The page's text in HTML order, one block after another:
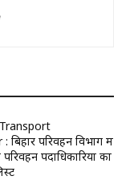
परिवहन विभाग में
पदाधिकारियों का